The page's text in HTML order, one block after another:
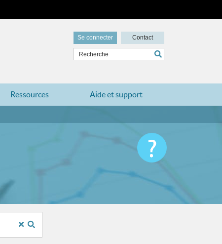
Se connecter Contact
Ressources Aide et support